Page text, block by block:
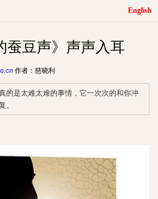
English
蚕豆声》声声入耳
作者：慈晓利
的是太难太难的事情，它一次次的和你冲
。